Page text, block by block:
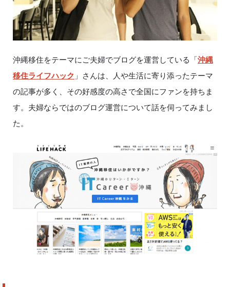
沖縄移住をテーマにご夫婦でブログを運営している「沖縄
移住ライフハック 」さんは、人や生活に寄り添ったテーマ
の記事が多く、その好感度の高さで全国にファンを持ちま
す。夫婦ならではのブログ運営について話を伺ってみまし
た。